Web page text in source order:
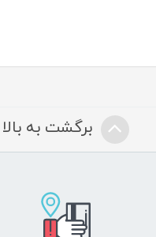
برگشت به بالا